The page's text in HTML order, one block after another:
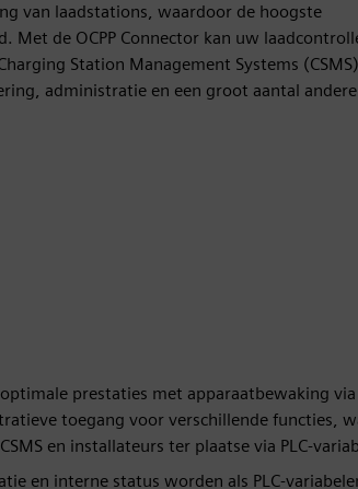
van laadstations, waardoor de hoogste
Met de OCPP Connector kan uw
Station Management Systems (CSMS)
administratie en een groot aantal andere
prestaties met apparaatbewaking
toegang voor verschillende functies,
en installateurs ter plaatse via PLC-
en interne status worden als PLC-